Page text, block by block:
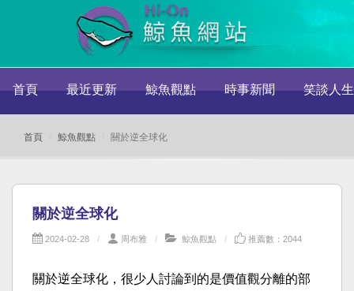
首頁 最近更新 鯨魚觀點 時事新聞 笑談人生
首頁 鯨魚觀點 關於逆全球化
關於逆全球化
2024-02-28 周布雅 鯨魚觀點 推薦數：2044
關於逆全球化，很少人討論到的是價值觀分離的部